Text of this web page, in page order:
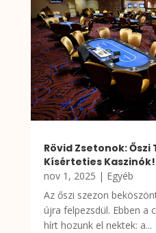
Rövid Zsetonok: Őszi
Kísérteties Kaszinók!
nov 1, 2025 | Egyéb
Az őszi szezon
újra felpezsdül. Ebben a
hírt hozunk el nektek: a...